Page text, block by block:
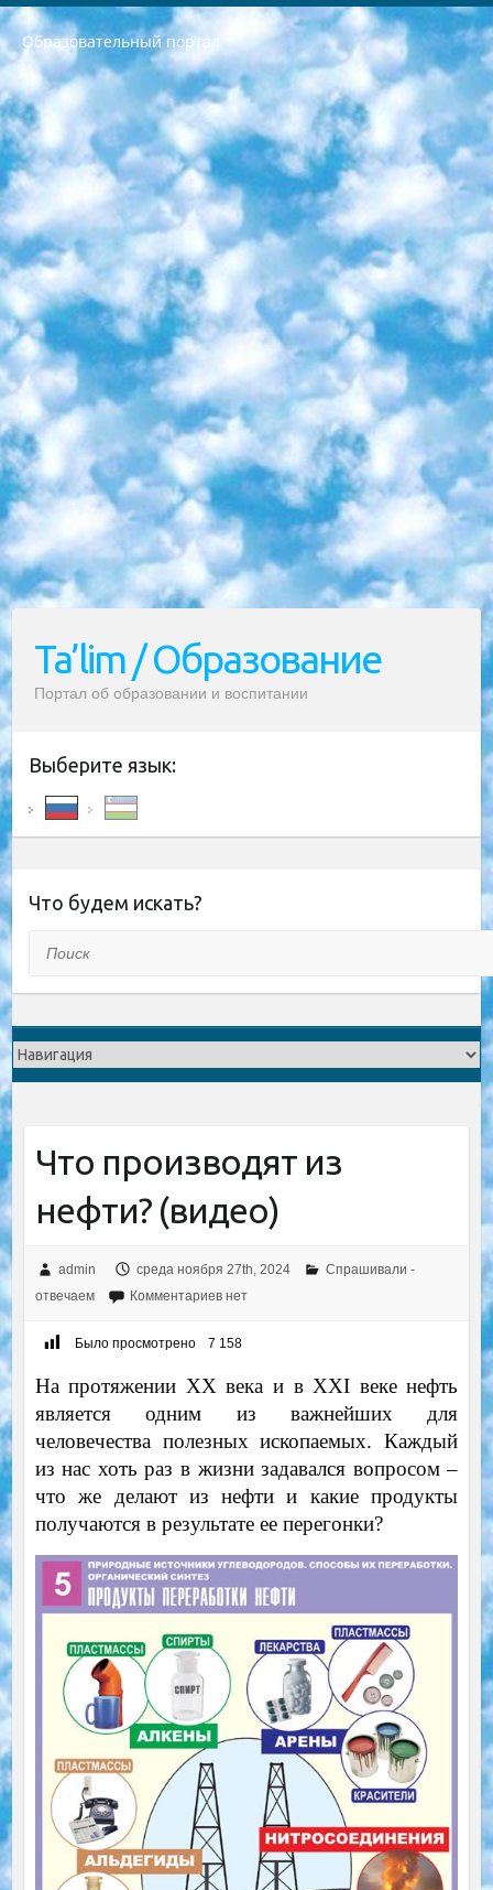
Образовательный портал
РЕСПУБЛИКА УЗБЕКИСТАН МИНИСТРЕРСТВО ДОШКОЛЬНОГО И ШКОЛЬНОГО ОБРАЗОВАНИЯ КОМАНДА в общеобразовательных учреждениях в 2023-2024 учебном году организация и проведение итоговой государственной аттестации обучающихся о Министра дошкольного и школьного образования Республики Узбекистан от 4 марта 2008 года (постановлением Минюста от 20 марта 2008 года № 1778 государственной регистрации) «Итоговое состояние учащихся общего среднего образования на основании положения об утверждении положения об аттестации общего среднего образования выпускной экзамен студентов в образовательных учреждениях в 2023-2024 учебном году В целях организации и прохождения аттестации приказываю: 1. Следующее: перечень предметов, по которым будет проводиться итоговая государственная аттестация и экзамен формы перевода согласно приложению 1; сертификаты международного образца, оценивающие уровень владения иностранными языками перечень согласно приложению 2; 2. Педагогический при специализированных образовательных учреждениях. научно-практический центр квалификации и международной оценки (Д.Давидова) 2024 г. До 25 марта: задания по предметам, по которым будет проводиться итоговая аттестация разработка и утверждение технических условий; итоговая аттестация на основании разработанного предметного задания разработка вопросов по предметам (устно и письменно), экзамен передача; общеобразовательные средние школы и специальные учебные заведения учащиеся выпускных классов школ и интернатов в агентской системе подготовка базы данных экзаменационных материалов и критериев оценки; перевод базы экзаменационных материалов на все языки обучения подать в Республиканский образовательный центр для изготовления; варианты экзаменов на основе разработанных контрольных материалов пусть будут поставлены задачи формирования. 3. Республиканский образовательный центр (Ш.Худайкулов) до 5 апреля 2024 года. до: база данных предоставленных экзаменационных материалов на все языки обучения перевод и экспертиза; для слепых, слабовидящих, глухих, слабослышащих и умственно отсталых детей учащиеся выпускных классов специализированных школ и школ-интернатов база данных экзаменационных материалов на всех преподаваемых языках подготовка критериев оценки; специализированные школы для умственно отсталых детей и технологии для учащихся выпускных классов школ-интернатов разработка соответствующих рекомендаций и критериев проведения ЕГЭ по естествознанию давать задания. 4. Педагогический при специализированных образовательных учреждениях. Научно-практический центр навыков и международной оценки (Д.Давидова), Республика образовательный центр (Худайкулов Ш.) итоговый государственный аттестационный экзамен ориентирован на творческое и логическое мышление при подготовке базы материалов учитывать введение заданий. 5. Следует отметить, что: сертификат государственного образца о знании общеобразовательного предмета и как минимум национальный уровень B1 по предметам на иностранных языках, указанным в Приложении 2. или международно признанный сертификат эквивалентного уровня студенты, изучающие определенный предмет, освобождаются от экзамена; по соответствующим предметам запланирована итоговая государственная аттестация за день до дня, путем жеребьевки Рабочей группой (в письменной форме по предметам, проводимым в форме) из числа сформированных вариантов выбрано 2 варианта; 2 выбранных варианта экзамена анонсированы на официальном сайте министерства и все выпускники по всей стране на основе этих вариантов проводит итоговую государственную аттестацию. 6. Государственное образование учащихся средних общеобразовательных учреждений. знания в соответствии с квалификационными требованиями, которые необходимо приобрести на основании стандартов итоговый (выпускной) контроль для 9 и 11 классов в целях тестирования Экзамены (далее – экзамены) состоят из предметов, перечисленных в приложении 1. будет сделано. 7. Экзамены пройдут с 26 мая по 15 июня 2024 г. (кроме науки физического воспитания). 8. Физическая для учащихся 9 классов общесредних образовательных учреждений. Экзамены по предмету «Образование, квалификация медицина» 1-6 мая 2024 года. сотрудники перевести под присмотр (с отклонениями в физическом или умственном развитии) специализированная школа для детей, школы-интернаты и со сколиозом школы-интернаты санаторного типа для больных детей исключены). 9. Он был слепым, слабовидящим и имел нарушения опорно-двигательного аппарата. экзамены в специализированных школах и интернатах для детей должны проводиться исходя из требований, предъявляемых к общеобразовательным учреждениям (физкультура кроме науки). 10. Специализированная школа для глухих и слабослышащих детей. и экзамены в интернатах и быть реализован в виде письменного теста по математике. 11. Специальность для умственно отсталых детей. Для 9 класса Родной язык и литературное письмо Государственный язык (язык обучения – узбекский). для неклассов) написано Математическое письмо Письменная/устная история Узбекистана Физическое воспитание практично Итоговый контроль Для 11 класса Написание родного языка и литературы (эссе) Математическое письмо Узбекский язык (обучение на узбекском языке) не посещающее общее среднее образование для учреждений)/Образовательное учреждение выбор письменный и устный Иностранный язык письменный/устный Письменная/устная история Узбекистана *По выбору студента:  Химия  Физика  Основы государственного права  География 10 бесплатных образовательных ресурсов - Мы составили подборку онлайн-проектов с интерактивными упражнениями, видеолекциями и статьями. Они помогут вам обрести новые и освежить старые знания бесплатно. 1. «ИНТУИТ» Старейшая образовательная площадка Рунета. Здесь вы найдёте сотни текстовых и видеокурсов на десятки различных тем — от программирования до психологии. Многие курсы подготовлены российскими университетами и крупными международными компаниями вроде Intel и Microsoft. Самостоятельное обучение бесплатное, но желающие могут оплатить услуги персональных наставников. 2. «Смартия» знакомит с актуальными профессиями и подсказывает, как им обучаться. Выбрав заинтересовавшую вас специальность — SMM-специалист, фотограф, веб-дизайнер или другую, — увидите список необходимых для неё умений. Чтобы вы могли освоить их самостоятельно, для каждого умения площадка отображает подборку ссылок на учебные материалы. Хотя «Смартия» ориентируется на русскоязычную аудиторию, часть контента всё же доступна только на английском. 3. «Лекторий Физтеха» Проект Московского физико-технического института (Физтеха). С его помощью вы можете смотреть онлайн серии лекций, записанные на видео в этом вузе. В числе доступных предметов — физика, биология, химия, информационные технологии и другие. К некоторым лекциям администрация ресурса прилагает готовые конспекты, которые можно скачивать в PDF-формате. 4. ITMOcourses Онлайн-площадка Санкт-Петербургского национального исследовательского университета информационных технологий, механики и оптики (ИТМО). Ресурс предоставляет свободный доступ к курсам, разработанным в этом вузе. Каталог материалов разбит на четыре категории: «Оптические системы и технологии», «Приборостроение и робототехника», «Информационные технологии» и «Биотехнологии». Курсы состоят из видеолекций, интерактивных демонстраций и заданий. 5. «КиберЛенинка» Электронная научная библиотека открытого доступа. Каталог площадки регулярно обрастает текстами статей из различных научных изданий. Сгруппированные по журналам и рубрикам публикации можно читать онлайн или скачивать целиком в PDF-формате. Проект нацелен на популяризацию науки за счёт открытого доступа к качественной информации. 6. «ПостНаука» На этом ресурсе публикуют подборки видеолекций, составленные экспертами из разных отраслей и объединённые общими темами. Среди них, к примеру, есть серии «Биоинформатика и геномика», «Культура средневековой Скандинавии» и Cinema Studies о теории кино. Каждая подборка лекций — логически связанная история, рассказанная экспертом от первого лица. Кроме того, на сайте появляются научно-образовательные статьи и тесты на разные темы. 7. «Newочём» Команда проекта «Newочём» отбирает самые интересные тексты из англоязычных СМИ и переводит те из них, за которые голосуют участники сообщества «ВКонтакте». По большей части это научно-популярные статьи. Редакторы придумывают лишь заголовки, в остальном содержание переводов соответствует оригиналам. Полные тексты можно читать прямо в социальной сети. 8. InternetUrok Онлайн-база материалов по основным дисциплинам школьной программы. Информация на сайте структурирована по классам, предметам и темам (урокам). Каждый урок состоит из видеолекций и конспектов. Есть также интерактивные тренажёры и тесты для закрепления пройденного материала. Даже если вы давно окончили школу, возможность повторить программу старших классов всегда может пригодиться. 9. Edutainme Ещё один ресурс об образовании. В отличие от Newtonew, как мне кажется, Edutainme больше ориентируется на представителей индустрии: педагогов, предпринимателей, разработчиков образовательных проектов. Но и любой, кто просто стремится к саморазвитию, найдёт на сайте много полезного и интересного для себя. Например, информацию о новых курсах и образовательных сервисах. 10. Newtonew Онлайн-медиа об образовании и обучении в широком смысле. Авторы Newtonew пишут об инструментах, заведениях, тактиках и стратегиях, которые помогают учить других и получать новые знания самостоятельно. На этой площадке вы найдёте новости, обзоры, аналитические мат
Ta’lim / Образование
Портал об образовании и воспитании
Выберите язык:
Что будем искать?
Что производят из
нефти? (видео)
admin среда ноября 27th, 2024
Спрашивали -
отвечаем
Комментариев нет
Было просмотрено 7 158
На протяжении XX века и в XXI веке нефть
является одним из важнейших для
человечества полезных ископаемых. Каждый
из нас хоть раз в жизни задавался вопросом –
что же делают из нефти и какие продукты
получаются в результате ее перегонки?